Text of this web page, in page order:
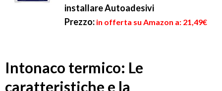
installare Autoadesivi
Prezzo: in offerta su Amazon a: 21,49€
Intonaco termico: Le
caratteristiche e la